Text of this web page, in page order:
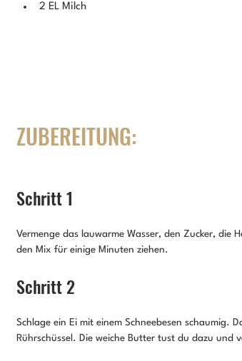
2 EL Milch
ZUBEREITUNG:
Schritt 1
Vermenge das lauwarme Wasser, den Zucker, die
den Mix für einige Minuten ziehen.
Schritt 2
Schlage ein Ei mit einem Schneebesen schaumig.
Rührschüssel. Die weiche Butter tust du dazu und